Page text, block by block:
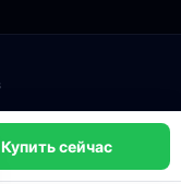
Купить сейчас